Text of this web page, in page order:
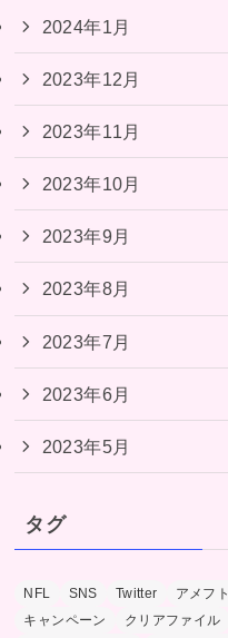
2024年1月
2023年12月
2023年11月
2023年10月
2023年9月
2023年8月
2023年7月
2023年6月
2023年5月
タグ
NFL SNS Twitter アメフト
キャンペーン
クリアファイル